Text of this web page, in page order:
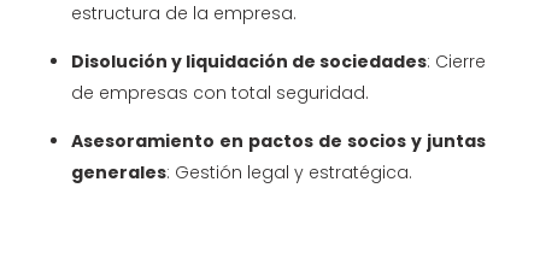
estructura de la empresa.
Disolución y liquidación de sociedades: Cierre
de empresas con total seguridad.
Asesoramiento en pactos de socios y juntas
generales: Gestión legal y estratégica.